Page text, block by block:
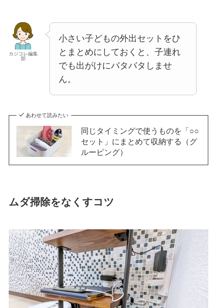
カジコレ編集
部
小さい子どもの外出セットをひ
とまとめにしておくと、子連れ
でも出がけにバタバタしませ
ん。
あわせて読みたい
同じタイミングで使うものを「○○
セット」にまとめて収納する（グ
ルーピング）
ムダ掃除をなくすコツ